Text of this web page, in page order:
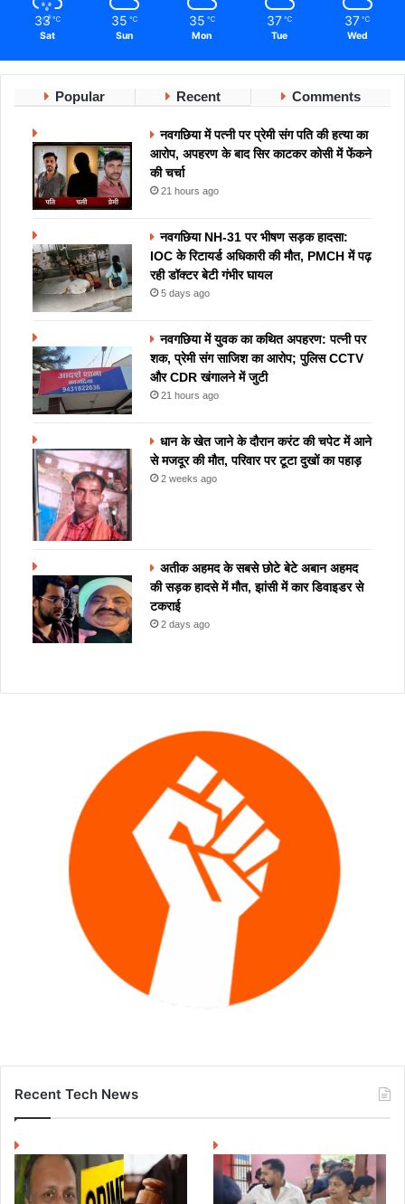
33 ℃
Sat
35 ℃
Sun
35 ℃
Mon
37 ℃
Tue
37 ℃
Wed
Popular Recent Comments
नवगछिया में पत्नी पर प्रेमी संग पति की हत्या का
आरोप, अपहरण के बाद सिर काटकर कोसी में फेंकने
की चर्चा
21 hours ago
नवगछिया NH-31 पर भीषण सड़क हादसा:
IOC के रिटायर्ड अधिकारी की मौत, PMCH में पढ़
रही डॉक्टर बेटी गंभीर घायल
5 days ago
नवगछिया में युवक का कथित अपहरण: पत्नी पर
शक, प्रेमी संग साजिश का आरोप; पुलिस CCTV
और CDR खंगालने में जुटी
21 hours ago
धान के खेत जाने के दौरान करंट की चपेट में आने
से मजदूर की मौत, परिवार पर टूटा दुखों का पहाड़
2 weeks ago
अतीक अहमद के सबसे छोटे बेटे अबान अहमद
की सड़क हादसे में मौत, झांसी में कार डिवाइडर से
टकराई
2 days ago
Recent Tech News